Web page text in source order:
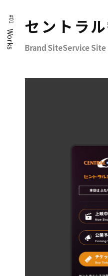
#01
Works
セントラ
Brand SiteService Site